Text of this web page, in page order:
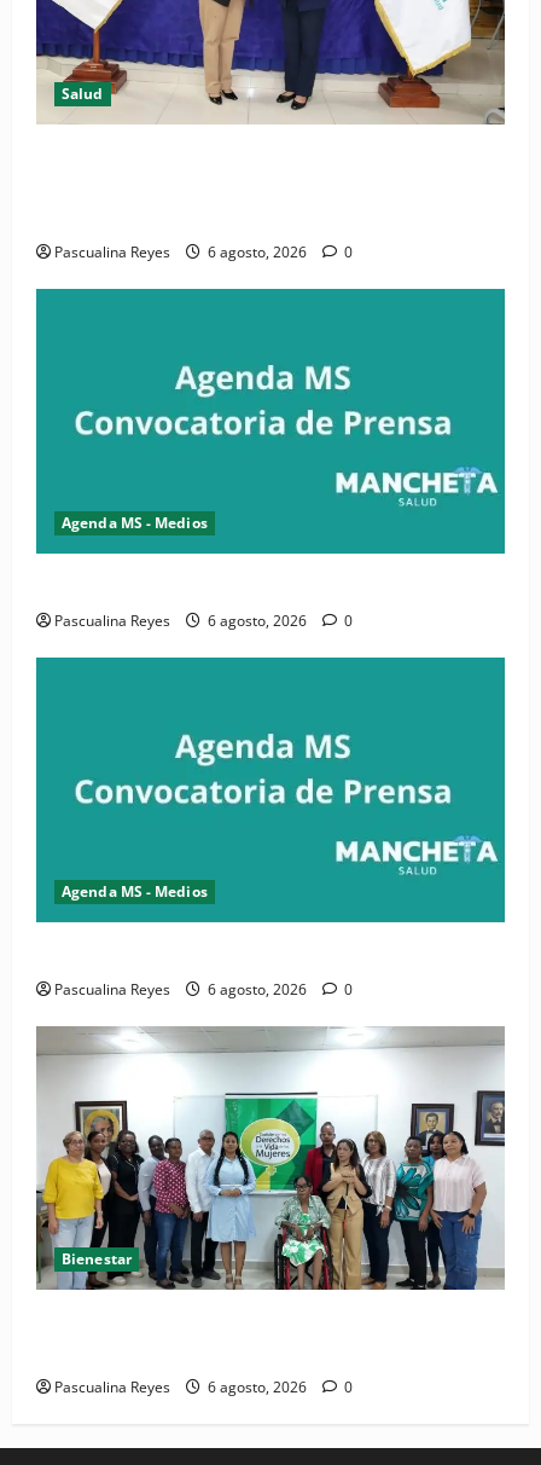
Salud
Pascualina Reyes 6 agosto, 2026 0
Agenda MS - Medios
Pascualina Reyes 6 agosto, 2026 0
Agenda MS - Medios
Pascualina Reyes 6 agosto, 2026 0
Bienestar
Pascualina Reyes 6 agosto, 2026 0